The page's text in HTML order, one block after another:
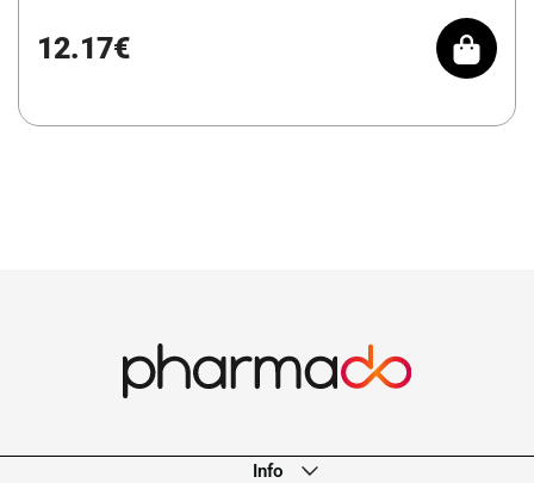
12.17€
Info